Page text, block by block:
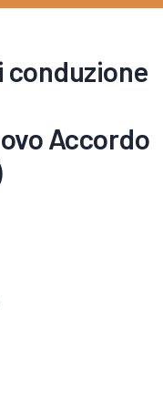
conduzione
Accordo